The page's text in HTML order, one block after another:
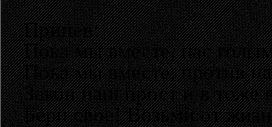
Припев:
Пока мы вместе, нас
Пока мы вместе, против
Закон наш прост и в тоже
Бери свое! Возьми от